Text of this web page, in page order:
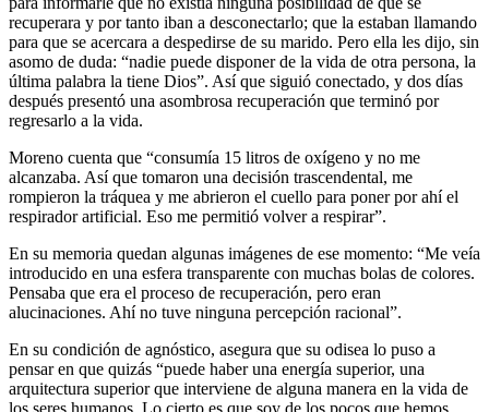
recuperara y por tanto iban a desconectarlo; que la estaban llamando
para que se acercara a despedirse de su marido. Pero ella les dijo, sin
asomo de duda: “nadie puede disponer de la vida de otra persona, la
última palabra la tiene Dios”. Así que siguió conectado, y dos días
después presentó una asombrosa recuperación que terminó por
regresarlo a la vida.
Moreno cuenta que “consumía 15 litros de oxígeno y no me
alcanzaba. Así que tomaron una decisión trascendental, me
rompieron la tráquea y me abrieron el cuello para poner por ahí el
respirador artificial. Eso me permitió volver a respirar”.
En su memoria quedan algunas imágenes de ese momento: “Me veía
introducido en una esfera transparente con muchas bolas de colores.
Pensaba que era el proceso de recuperación, pero eran
alucinaciones. Ahí no tuve ninguna percepción racional”.
En su condición de agnóstico, asegura que su odisea lo puso a
pensar en que quizás “puede haber una energía superior, una
arquitectura superior que interviene de alguna manera en la vida de
los seres humanos. Lo cierto es que soy de los pocos que hemos